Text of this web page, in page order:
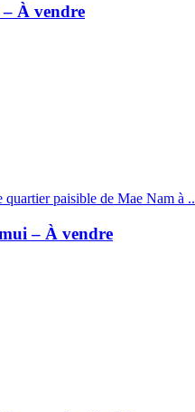
À vendre
quartier paisible de Mae Nam à ..
– À vendre